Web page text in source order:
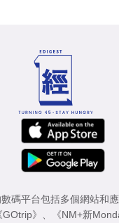
碼平台包括多個網站和
GOtrip》 《NM+新